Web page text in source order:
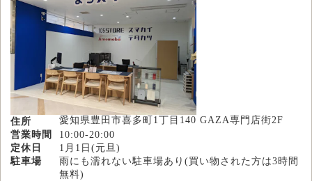
住所
愛知県豊田市喜多町1丁目140 GAZA専門店街2F
営業時間
10:00-20:00
定休日
1月1日(元旦)
駐車場
雨にも濡れない駐車場あり(買い物された方は3時間
無料)